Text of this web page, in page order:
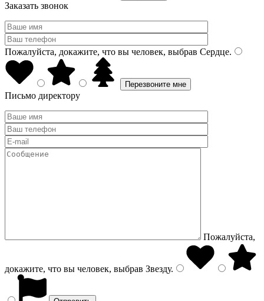
Заказать звонок
Пожалуйста, докажите, что вы человек, выбрав Сердце.
Письмо директору
Пожалуйста,
докажите, что вы человек, выбрав Звезду.